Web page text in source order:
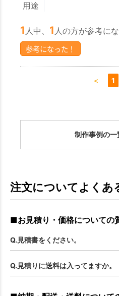
用途
1 人中、 1 人の方が参考に
参考になった！
＜ 1
制作事例の一
注文についてよくあ
■お見積り・価格についての
Q.見積書をください。
Q.見積りに送料は入ってますか。